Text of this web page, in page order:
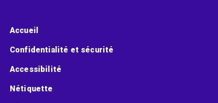
Menu pied de page
Accueil
Confidentialité et sécurité
Accessibilité
Nétiquette